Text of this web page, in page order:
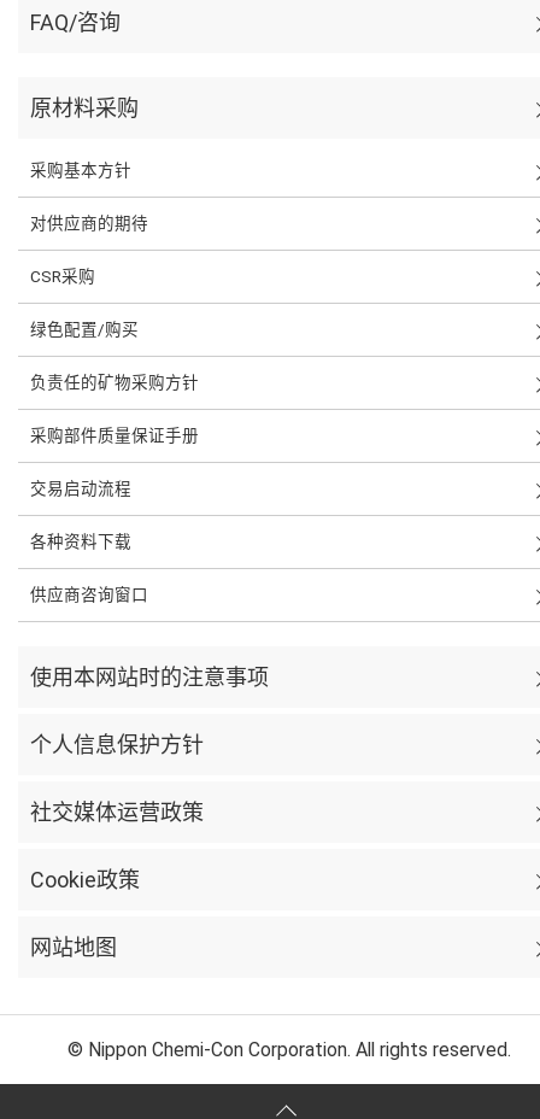
FAQ/咨询
原材料采购
采购基本方针
对供应商的期待
CSR采购
绿色配置/购买
负责任的矿物采购方针
采购部件质量保证手册
交易启动流程
各种资料下载
供应商咨询窗口
使用本网站时的注意事项
个人信息保护方针
社交媒体运营政策
Cookie政策
网站地图
© Nippon Chemi-Con Corporation. All rights reserved.